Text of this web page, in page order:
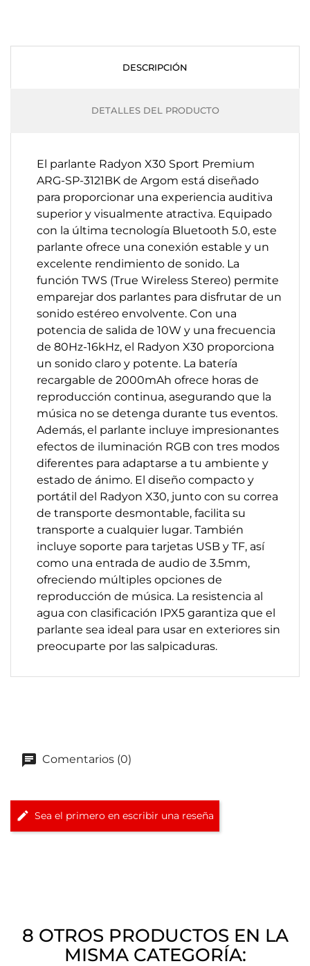
DESCRIPCIÓN
DETALLES DEL PRODUCTO
El parlante Radyon X30 Sport Premium
ARG-SP-3121BK de Argom está diseñado
para proporcionar una experiencia auditiva
superior y visualmente atractiva. Equipado
con la última tecnología Bluetooth 5.0, este
parlante ofrece una conexión estable y un
excelente rendimiento de sonido. La
función TWS (True Wireless Stereo) permite
emparejar dos parlantes para disfrutar de un
sonido estéreo envolvente. Con una
potencia de salida de 10W y una frecuencia
de 80Hz-16kHz, el Radyon X30 proporciona
un sonido claro y potente. La batería
recargable de 2000mAh ofrece horas de
reproducción continua, asegurando que la
música no se detenga durante tus eventos.
Además, el parlante incluye impresionantes
efectos de iluminación RGB con tres modos
diferentes para adaptarse a tu ambiente y
estado de ánimo. El diseño compacto y
portátil del Radyon X30, junto con su correa
de transporte desmontable, facilita su
transporte a cualquier lugar. También
incluye soporte para tarjetas USB y TF, así
como una entrada de audio de 3.5mm,
ofreciendo múltiples opciones de
reproducción de música. La resistencia al
agua con clasificación IPX5 garantiza que el
parlante sea ideal para usar en exteriores sin
preocuparte por las salpicaduras.
Comentarios (0)
Sea el primero en escribir una reseña
8 OTROS PRODUCTOS EN LA
MISMA CATEGORÍA: